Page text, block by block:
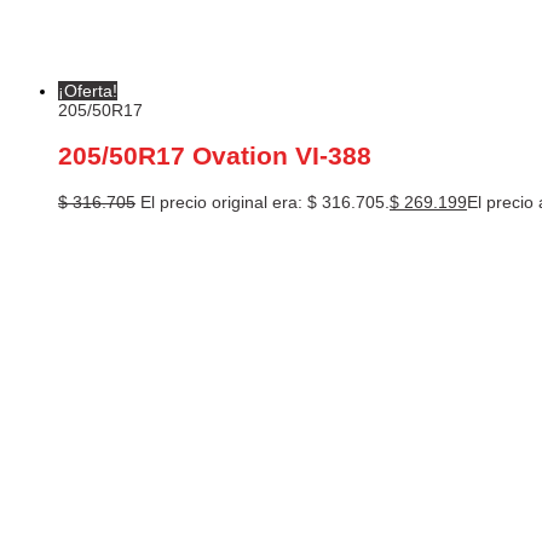
¡Oferta!
205/50R17
205/50R17 Ovation VI-388
$316.705 El precio original era: $ 316.705. $ 269.199El precio